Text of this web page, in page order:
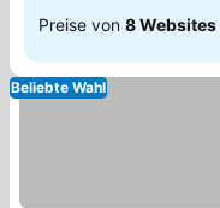
Preise von 8 Websites
Beliebte Wahl